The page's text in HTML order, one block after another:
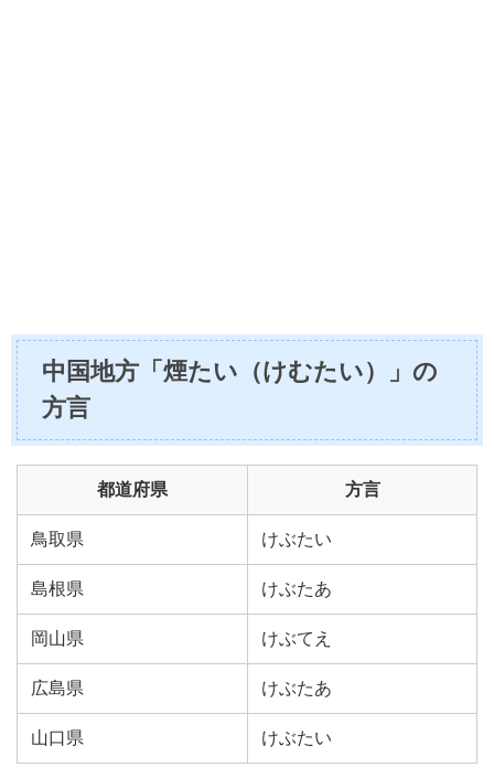
中国地方「煙たい（けむたい）」の
方言
都道府県 方言
鳥取県 けぶたい
島根県 けぶたあ
岡山県 けぶてえ
広島県 けぶたあ
山口県 けぶたい